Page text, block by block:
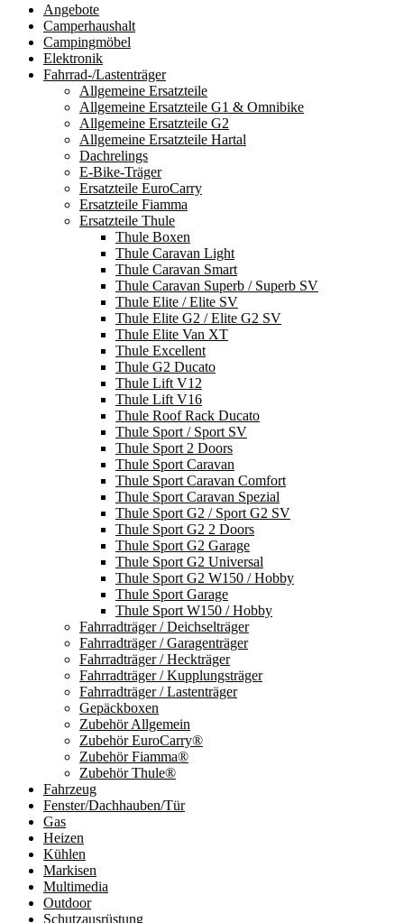
Angebote
Camperhaushalt
Campingmöbel
Elektronik
Fahrrad-/Lastenträger
Allgemeine Ersatzteile
Allgemeine Ersatzteile G1 & Omnibike
Allgemeine Ersatzteile G2
Allgemeine Ersatzteile Hartal
Dachrelings
E-Bike-Träger
Ersatzteile EuroCarry
Ersatzteile Fiamma
Ersatzteile Thule
Thule Boxen
Thule Caravan Light
Thule Caravan Smart
Thule Caravan Superb / Superb SV
Thule Elite / Elite SV
Thule Elite G2 / Elite G2 SV
Thule Elite Van XT
Thule Excellent
Thule G2 Ducato
Thule Lift V12
Thule Lift V16
Thule Roof Rack Ducato
Thule Sport / Sport SV
Thule Sport 2 Doors
Thule Sport Caravan
Thule Sport Caravan Comfort
Thule Sport Caravan Spezial
Thule Sport G2 / Sport G2 SV
Thule Sport G2 2 Doors
Thule Sport G2 Garage
Thule Sport G2 Universal
Thule Sport G2 W150 / Hobby
Thule Sport Garage
Thule Sport W150 / Hobby
Fahrradträger / Deichselträger
Fahrradträger / Garagenträger
Fahrradträger / Heckträger
Fahrradträger / Kupplungsträger
Fahrradträger / Lastenträger
Gepäckboxen
Zubehör Allgemein
Zubehör EuroCarry®
Zubehör Fiamma®
Zubehör Thule®
Fahrzeug
Fenster/Dachhauben/Tür
Gas
Heizen
Kühlen
Markisen
Multimedia
Outdoor
Schutzausrüstung